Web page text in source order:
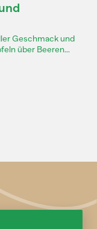
Geschmack und
über Beeren...